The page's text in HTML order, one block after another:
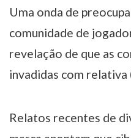
Uma onda de
comunidade de
revelação de que as
invadidas com relativa
Relatos recentes de